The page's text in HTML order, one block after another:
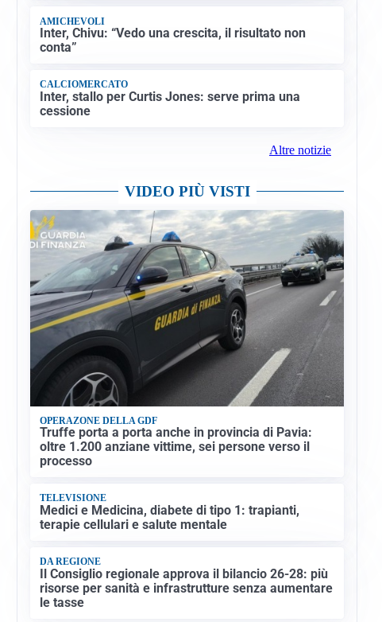
AMICHEVOLI
Inter, Chivu: “Vedo una crescita, il risultato non
conta”
CALCIOMERCATO
Inter, stallo per Curtis Jones: serve prima una
cessione
Altre notizie
VIDEO PIÙ VISTI
OPERAZONE DELLA GDF
Truffe porta a porta anche in provincia di Pavia:
oltre 1.200 anziane vittime, sei persone verso il
processo
TELEVISIONE
Medici e Medicina, diabete di tipo 1: trapianti,
terapie cellulari e salute mentale
DA REGIONE
Il Consiglio regionale approva il bilancio 26-28: più
risorse per sanità e infrastrutture senza aumentare
le tasse